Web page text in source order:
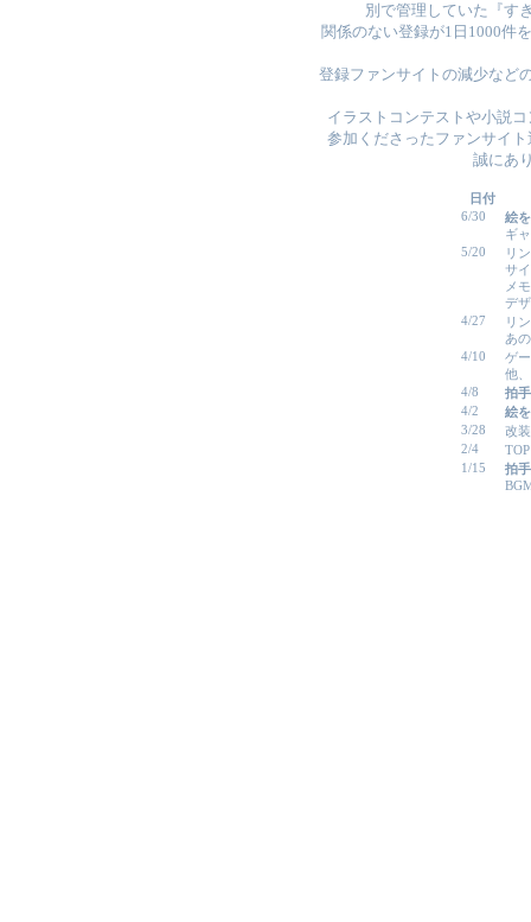
別で管理していた『す
関係のない登録が1日1000件
登録ファンサイトの減少など
イラストコンテストや小説
参加くださったファンサイ
誠にあ
日付
6/30
絵
ギ
5/20
リ
サ
メ
デ
4/27
リ
あ
4/10
ゲ
他
4/8
拍
4/2
絵
3/28
改
2/4
1/15
拍